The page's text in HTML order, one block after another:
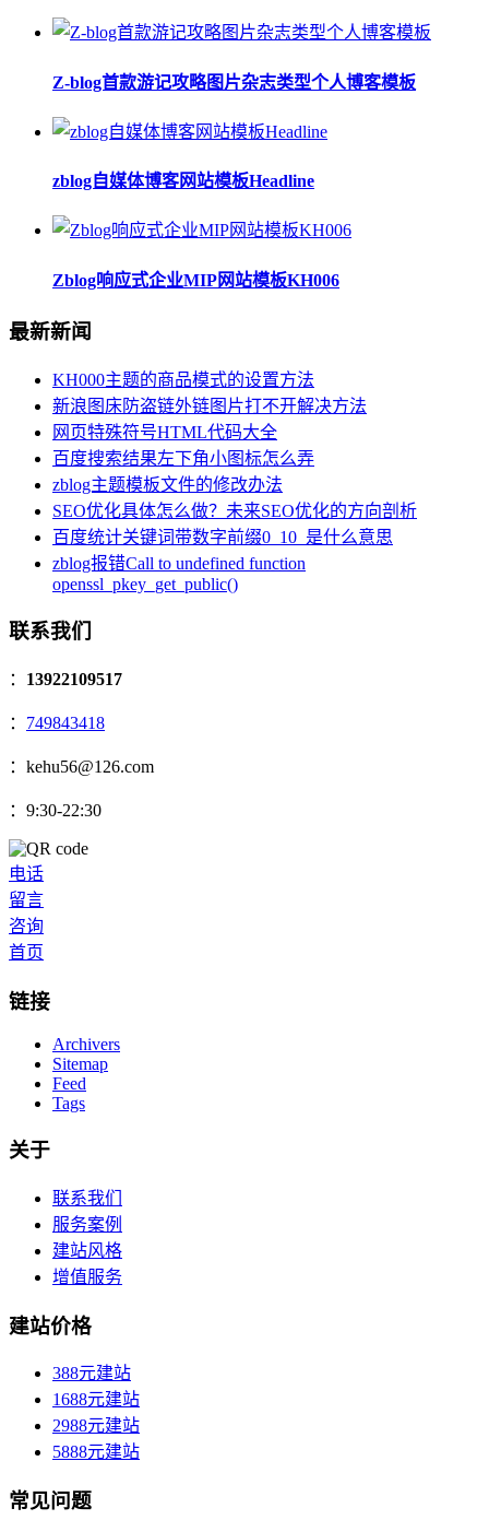
Z-blog首款游记攻略图片杂志类型个人博客模板
zblog自媒体博客网站模板Headline
Zblog响应式企业MIP网站模板KH006
最新新闻
KH000主题的商品模式的设置方法
新浪图床防盗链外链图片打不开解决方法
网页特殊符号HTML代码大全
百度搜索结果左下角小图标怎么弄
zblog主题模板文件的修改办法
SEO优化具体怎么做？未来SEO优化的方向剖析
百度统计关键词带数字前缀0_10_是什么意思
zblog报错Call to undefined function
openssl_pkey_get_public()
联系我们
： 13922109517
： 749843418
：kehu56@126.com
：9:30-22:30
电话
留言
咨询
首页
链接
Archivers
Sitemap
Feed
Tags
关于
联系我们
服务案例
建站风格
增值服务
建站价格
388元建站
1688元建站
2988元建站
5888元建站
常见问题